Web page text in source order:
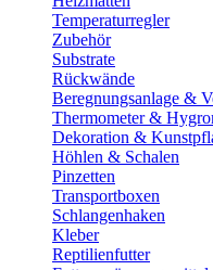
Temperaturregler
Zubehör
Substrate
Rückwände
Beregnungsanlage &
Thermometer &
Dekoration &
Höhlen & Schalen
Pinzetten
Transportboxen
Schlangenhaken
Kleber
Reptilienfutter